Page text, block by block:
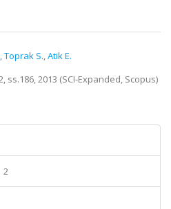
,Toprak S.,Atik E.
ss.186, 2013 (SCI-Expanded, Scopus)
2